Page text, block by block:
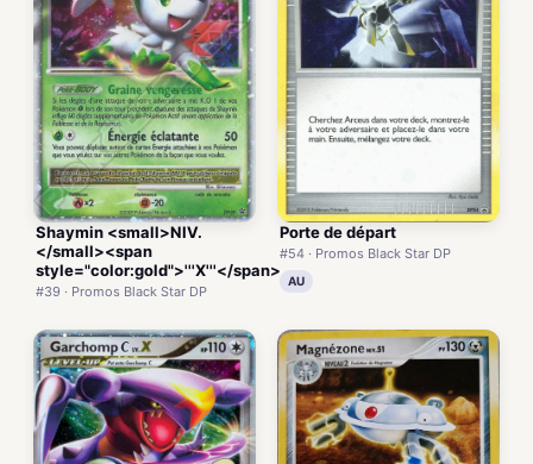
Shaymin <small>NIV.
</small><span
style="color:gold">'''X'''</span>
#39 · Promos Black Star DP
Porte de départ
#54 · Promos Black Star DP
AU